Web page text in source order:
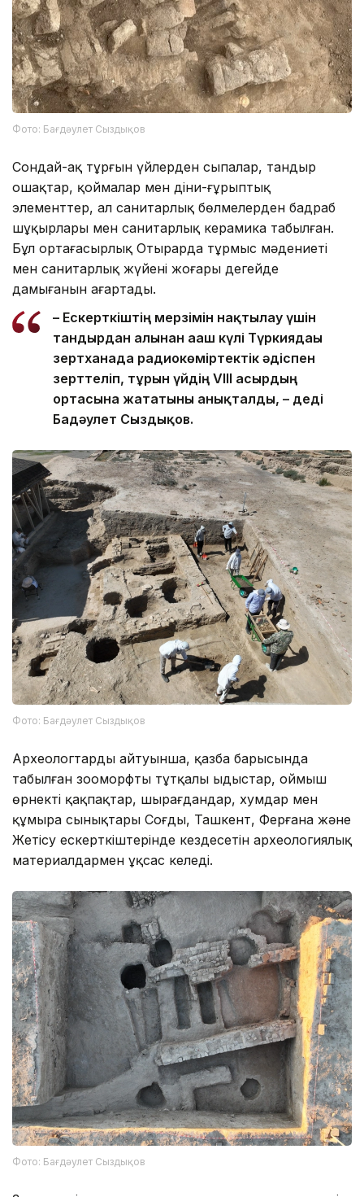
Фото: Бағдәулет Сыздықов
Сондай-ақ тұрғын үйлерден сыпалар, тандыр
ошақтар, қоймалар мен діни-ғұрыптық
элементтер, ал санитарлық бөлмелерден бадраб
шұңқырлары мен санитарлық керамика табылған.
Бұл ортағасырлық Отырарда тұрмыс мәдениеті
мен санитарлық жүйенің жоғары деңгейде
дамығанын аңғартады.
– Ескерткіштің мерзімін нақтылау үшін
тандырдан алынған ағаш күлі Түркиядағы
зертханада радиокөміртектік әдіспен
зерттеліп, тұрғын үйдің VIII ғасырдың
ортасына жататыны анықталды, – деді
Бағдәулет Сыздықов.
Фото: Бағдәулет Сыздықов
Археологтардың айтуынша, қазба барысында
табылған зооморфты тұтқалы ыдыстар, оймыш
өрнекті қақпақтар, шырағдандар, хумдар мен
құмыра сынықтары Соғды, Ташкент, Ферғана және
Жетісу ескерткіштерінде кездесетін археологиялық
материалдармен ұқсас келеді.
Фото: Бағдәулет Сыздықов